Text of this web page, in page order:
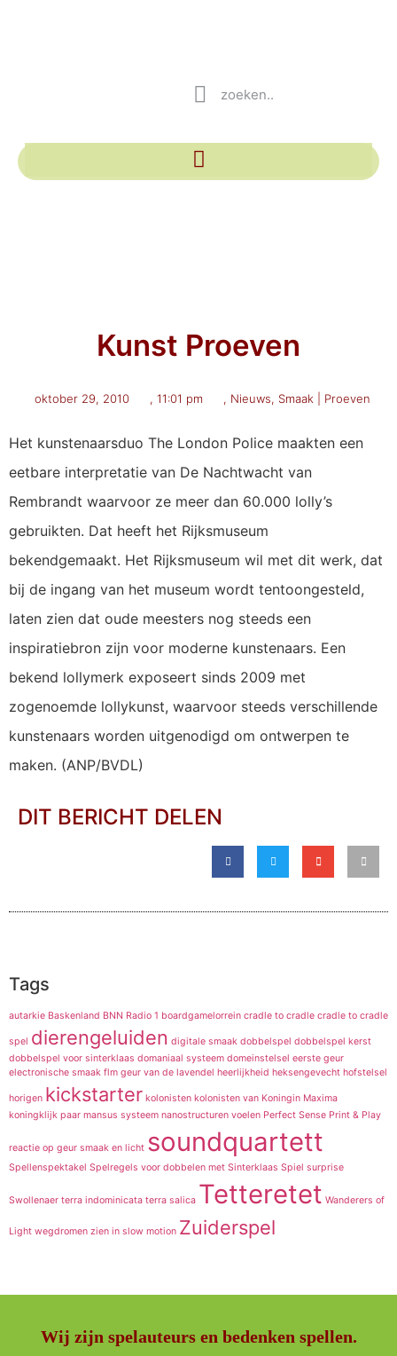
Kunst Proeven
oktober 29, 2010 , 11:01 pm , Nieuws, Smaak | Proeven
Het kunstenaarsduo The London Police maakten een
eetbare interpretatie van De Nachtwacht van
Rembrandt waarvoor ze meer dan 60.000 lolly’s
gebruikten. Dat heeft het Rijksmuseum
bekendgemaakt. Het Rijksmuseum wil met dit werk, dat
bij de ingang van het museum wordt tentoongesteld,
laten zien dat oude meesters nog steeds een
inspiratiebron zijn voor moderne kunstenaars. Een
bekend lollymerk exposeert sinds 2009 met
zogenoemde lollykunst, waarvoor steeds verschillende
kunstenaars worden uitgenodigd om ontwerpen te
maken. (ANP/BVDL)
DIT BERICHT DELEN
Tags
autarkie Baskenland BNN Radio 1 boardgamelorrein cradle to cradle cradle to cradle
spel dierengeluiden digitale smaak dobbelspel dobbelspel kerst
dobbelspel voor sinterklaas domaniaal systeem domeinstelsel eerste geur
electronische smaak flm geur van de lavendel heerlijkheid heksengevecht hofstelsel
horigen kickstarter kolonisten kolonisten van Koningin Maxima
koningklijk paar mansus systeem nanostructuren voelen Perfect Sense Print & Play
reactie op geur smaak en licht soundquartett
Spellenspektakel Spelregels voor dobbelen met Sinterklaas Spiel surprise
Swollenaer terra indominicata terra salica Tetteretet Wanderers of
Light wegdromen zien in slow motion Zuiderspel
Wij zijn spelauteurs en bedenken spellen.